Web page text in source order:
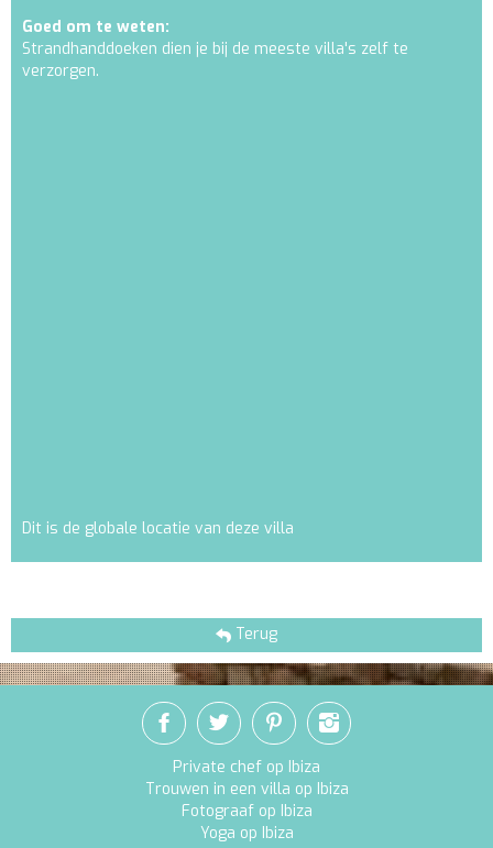
Goed om te weten:
Strandhanddoeken dien je bij de meeste villa's zelf te
verzorgen.
Dit is de globale locatie van deze villa
Terug
Private chef op Ibiza
Trouwen in een villa op Ibiza
Fotograaf op Ibiza
Yoga op Ibiza